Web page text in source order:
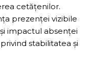
cetățenilor.
prezenței vizibile
impactul absenței
stabilitatea și